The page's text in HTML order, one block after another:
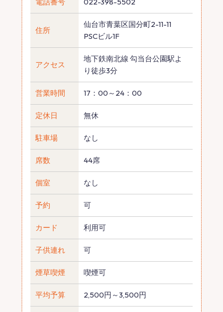
電話番号 022-398-5502
住所
仙台市青葉区国分町2-11-11
PSCビル1F
アクセス
地下鉄南北線 勾当台公園駅よ
り徒歩3分
営業時間 17：00～24：00
定休日 無休
駐車場 なし
席数 44席
個室 なし
予約 可
カード 利用可
子供連れ 可
煙草喫煙 喫煙可
平均予算 2,500円～3,500円